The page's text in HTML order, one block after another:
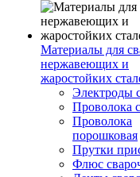
Материалы для
нержавеющих и
жаростойких
Электроды
Проволока
Проволока
порошковая
Прутки
Флюс